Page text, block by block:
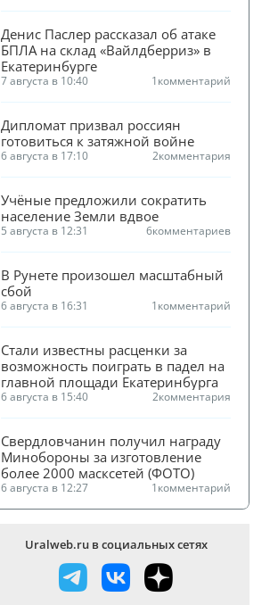
Денис Паслер рассказал об атаке
БПЛА на склад «Вайлдберриз» в
Екатеринбурге
7 августа в 10:40 1комментарий
Дипломат призвал россиян
готовиться к затяжной войне
6 августа в 17:10 2комментария
Учёные предложили сократить
население Земли вдвое
5 августа в 12:31 6комментариев
В Рунете произошел масштабный
сбой
6 августа в 16:31 1комментарий
Стали известны расценки за
возможность поиграть в падел на
главной площади Екатеринбурга
6 августа в 15:40 2комментария
Свердловчанин получил награду
Минобороны за изготовление
более 2000 масксетей (ФОТО)
6 августа в 12:27 1комментарий
Uralweb.ru в социальных сетях